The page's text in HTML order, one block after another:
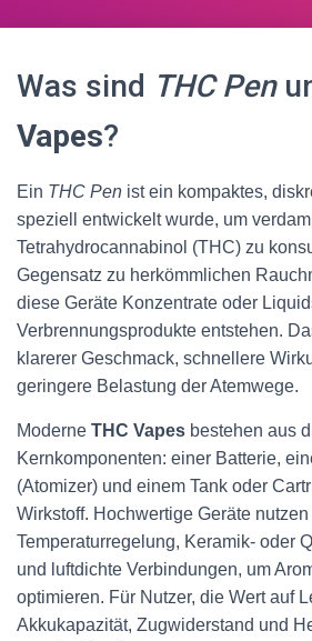
Was sind THC Pen
Vapes?
Ein THC Pen ist ein kompaktes,
speziell entwickelt wurde, um
Tetrahydrocannabinol (THC) zu
Gegensatz zu herkömmlichen
diese Geräte Konzentrate oder
Verbrennungsprodukte entstehen.
klarerer Geschmack, schnellere
geringere Belastung der Atemwege.
Moderne THC Vapes bestehen aus
Kernkomponenten: einer Batterie,
(Atomizer) und einem Tank oder
Wirkstoff. Hochwertige Geräte
Temperaturregelung, Keramik- oder
und luftdichte Verbindungen, um
optimieren. Für Nutzer, die Wert auf
Akkukapazität, Zugwiderstand und